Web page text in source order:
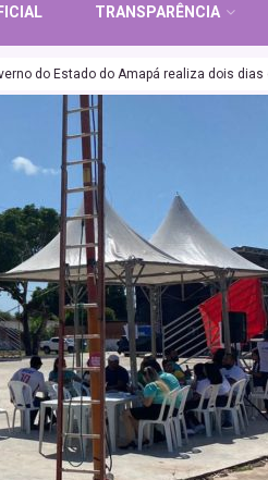
TRANSPARÊNCIA
do Estado do Amapá realiza dois